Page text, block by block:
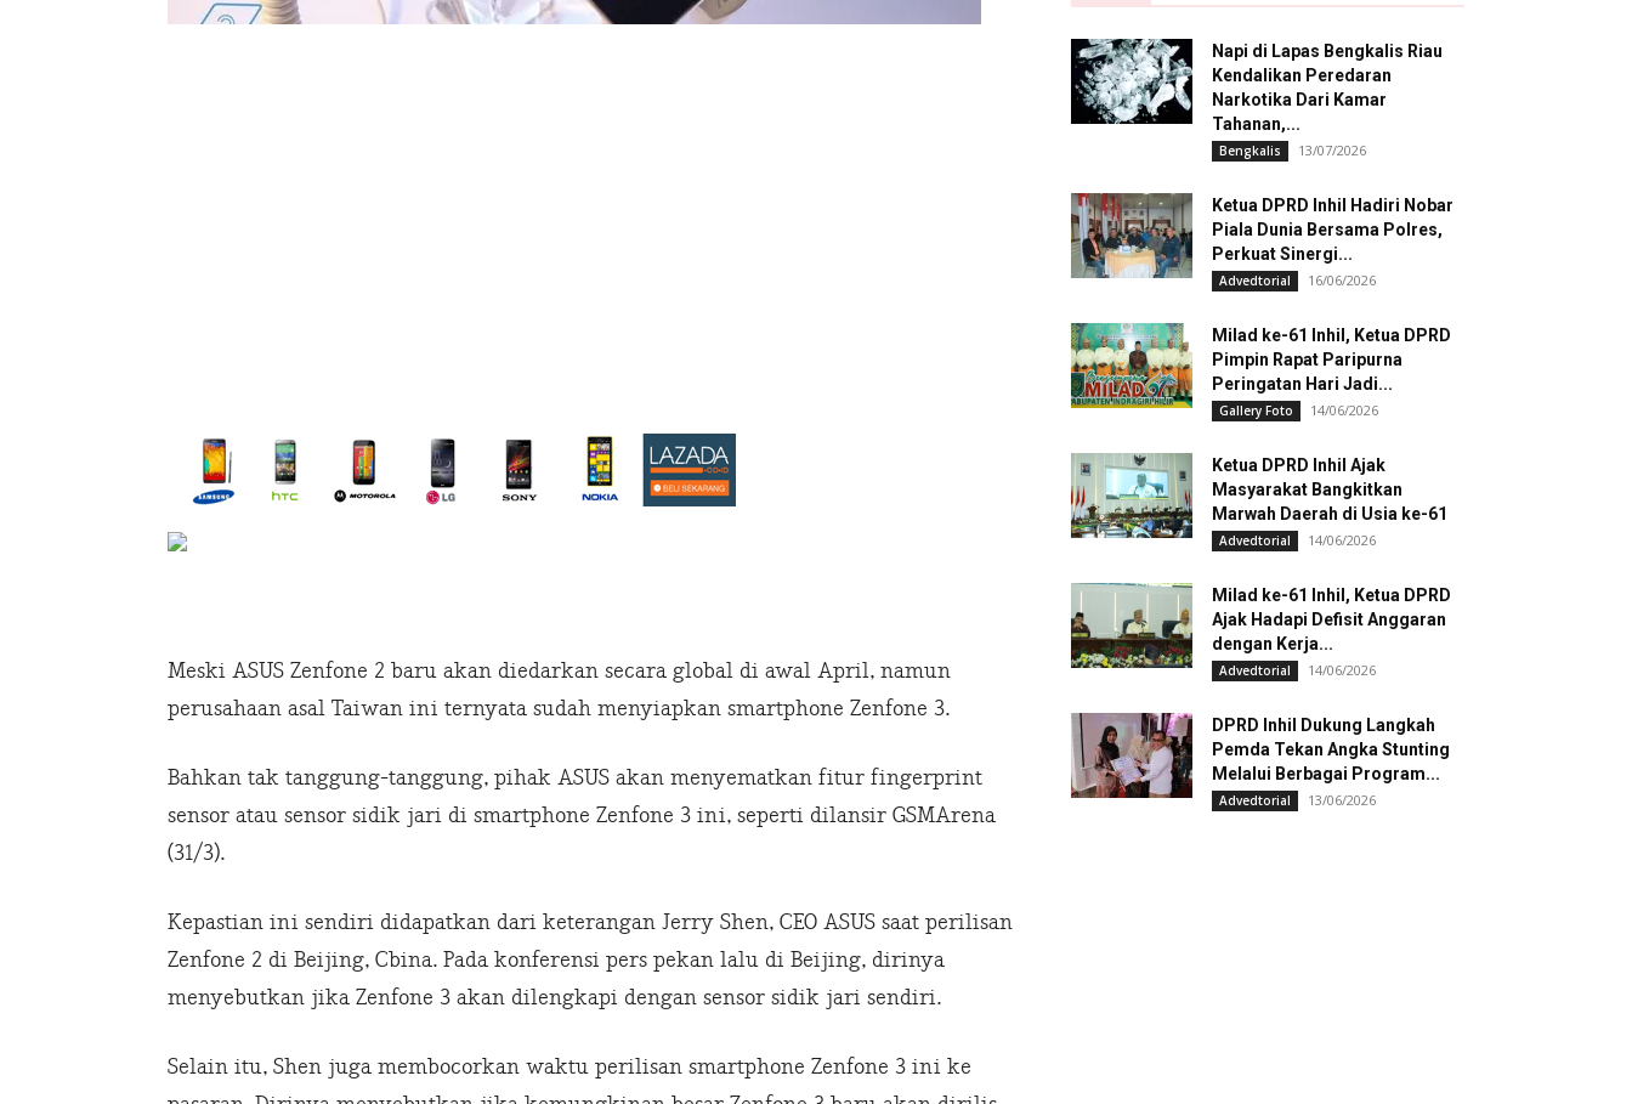
Meski ASUS Zenfone 2 baru akan diedarkan secara global di awal April, namun
perusahaan asal Taiwan ini ternyata sudah menyiapkan smartphone Zenfone 3.
Bahkan tak tanggung-tanggung, pihak ASUS akan menyematkan fitur fingerprint
sensor atau sensor sidik jari di smartphone Zenfone 3 ini, seperti dilansir GSMArena
(31/3).
Kepastian ini sendiri didapatkan dari keterangan Jerry Shen, CEO ASUS saat perilisan
Zenfone 2 di Beijing, Cbina. Pada konferensi pers pekan lalu di Beijing, dirinya
menyebutkan jika Zenfone 3 akan dilengkapi dengan sensor sidik jari sendiri.
Selain itu, Shen juga membocorkan waktu perilisan smartphone Zenfone 3 ini ke
Napi di Lapas Bengkalis Riau
Kendalikan Peredaran
Narkotika Dari Kamar
Tahanan,...
Bengkalis 13/07/2026
Ketua DPRD Inhil Hadiri Nobar
Piala Dunia Bersama Polres,
Perkuat Sinergi...
Advedtorial 16/06/2026
Milad ke-61 Inhil, Ketua DPRD
Pimpin Rapat Paripurna
Peringatan Hari Jadi...
Gallery Foto 14/06/2026
Ketua DPRD Inhil Ajak
Masyarakat Bangkitkan
Marwah Daerah di Usia ke-61
Advedtorial 14/06/2026
Milad ke-61 Inhil, Ketua DPRD
Ajak Hadapi Defisit Anggaran
dengan Kerja...
Advedtorial 14/06/2026
DPRD Inhil Dukung Langkah
Pemda Tekan Angka Stunting
Melalui Berbagai Program...
Advedtorial 13/06/2026